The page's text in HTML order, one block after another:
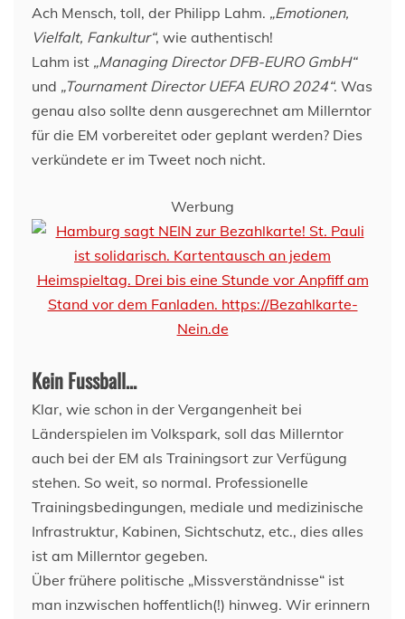
Ach Mensch, toll, der Philipp Lahm. „Emotionen,
Vielfalt, Fankultur“, wie authentisch!
Lahm ist „Managing Director DFB-EURO GmbH“
und „Tournament Director UEFA EURO 2024“. Was
genau also sollte denn ausgerechnet am Millerntor
für die EM vorbereitet oder geplant werden? Dies
verkündete er im Tweet noch nicht.
Werbung
Kein Fussball…
Klar, wie schon in der Vergangenheit bei
Länderspielen im Volkspark, soll das Millerntor
auch bei der EM als Trainingsort zur Verfügung
stehen. So weit, so normal. Professionelle
Trainingsbedingungen, mediale und medizinische
Infrastruktur, Kabinen, Sichtschutz, etc., dies alles
ist am Millerntor gegeben.
Über frühere politische „Missverständnisse“ ist
man inzwischen hoffentlich(!) hinweg. Wir erinnern